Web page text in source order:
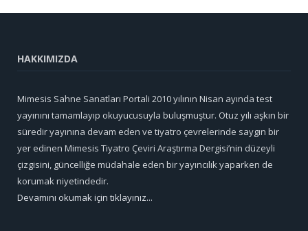
HAKKIMIZDA
Mimesis Sahne Sanatları Portali 2010 yılının Nisan ayında test
yayınını tamamlayıp okuyucusuyla buluşmuştur. Otuz yılı aşkın bir
süredir yayınına devam eden ve tiyatro çevrelerinde saygın bir
yer edinen Mimesis Tiyatro Çeviri Araştırma Dergisi’nin düzeyli
çizgisini, güncelliğe müdahale eden bir yayıncılık yaparken de
korumak niyetindedir.
Devamını okumak için tıklayınız...